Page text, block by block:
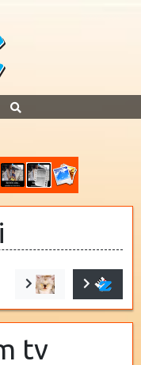
tv